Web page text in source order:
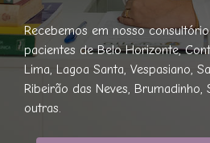
Recebemos em nosso
pacientes de Belo Horizonte,
Lima, Lagoa Santa, Vespasiano,
Ribeirão das Neves, Brumadinho,
outras.